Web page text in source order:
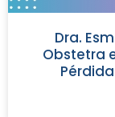
Dra.
Obstetra